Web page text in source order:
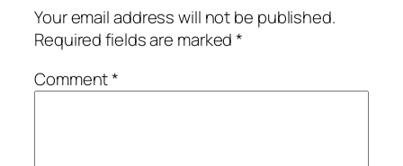
Your email address will not be published.
Required fields are marked*
Comment*